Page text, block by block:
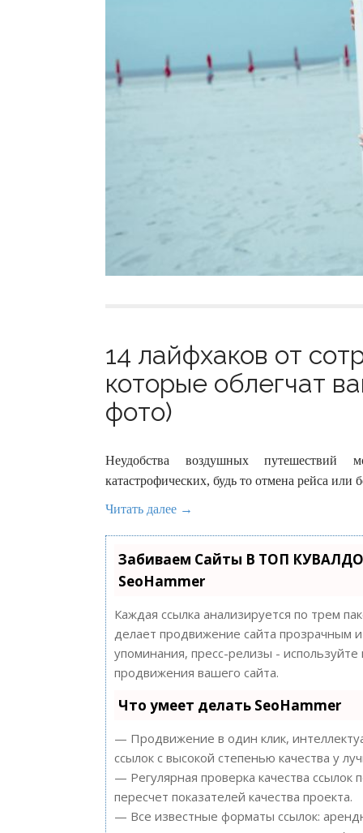
14 лайфхаков от
которые облегчат
фото)
Неудобства воздушных путешествий
катастрофических, будь то отмена рейса или
Читать далее →
Забиваем Сайты В ТОП
SeoHammer
Каждая ссылка анализируется по трем
делает продвижение сайта прозрачным
упоминания, пресс-релизы -
продвижения вашего сайта.
Что умеет делать SeoHammer
— Продвижение в один клик,
ссылок с высокой степенью качества у
— Регулярная проверка качества
пересчет показателей качества проекта.
— Все известные форматы ссылок: